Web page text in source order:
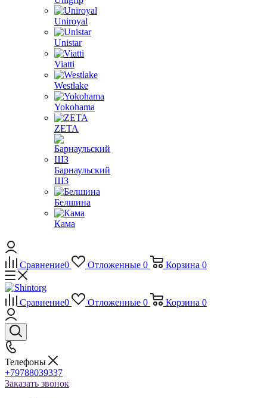
Uniroyal
Unistar
Viatti
Westlake
Yokohama
ZETA
Барнаульский
ШЗ
Белшина
Кама
Сравнение0 Отложенные 0 Корзина 0
Сравнение0 Отложенные 0 Корзина 0
Телефоны
+79788039337
Заказать звонок